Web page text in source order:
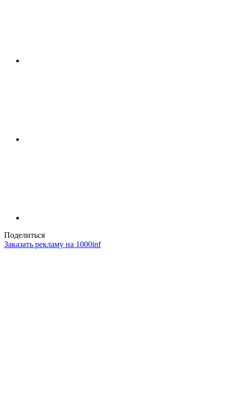
Поделиться
Заказать рекламу на 1000inf